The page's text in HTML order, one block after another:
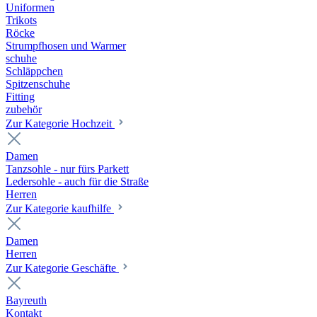
Uniformen
Trikots
Röcke
Strumpfhosen und Warmer
schuhe
Schläppchen
Spitzenschuhe
Fitting
zubehör
Zur Kategorie Hochzeit
Damen
Tanzsohle - nur fürs Parkett
Ledersohle - auch für die Straße
Herren
Zur Kategorie kaufhilfe
Damen
Herren
Zur Kategorie Geschäfte
Bayreuth
Kontakt